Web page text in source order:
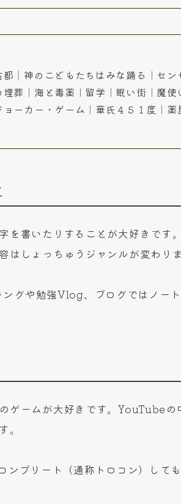
都│神のこどもたちはみな踊る｜セン
葬｜海と毒薬｜留学｜眠い街｜魔
ーカー・ゲーム｜華氏４５１度｜
を書いたりすることが大好きです
はしょっちゅうジャンルが変わりま
グや勉強Vlog、ブログではノー
ゲームが大好きです。YouTubeの
。
ンプリート（通称トロコン）して